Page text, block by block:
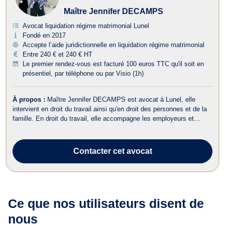
Maître Jennifer DECAMPS
Avocat liquidation régime matrimonial Lunel
Fondé en 2017
Accepte l’aide juridictionnelle en liquidation régime matrimonial
Entre 240 € et 240 € HT
Le premier rendez-vous est facturé 100 euros TTC qu'il soit en
présentiel, par téléphone ou par Visio (1h)
À propos : Maître Jennifer DECAMPS est avocat à Lunel, elle
intervient en droit du travail ainsi qu'en droit des personnes et de la
famille. En droit du travail, elle accompagne les employeurs et
et c...
Contactercet avocat
Ce que nos utilisateurs disent de
nous